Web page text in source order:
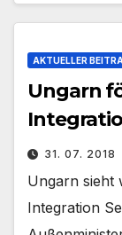
AKTUELLER
Ungarn
31. 07. 2018
Ungarn sieht
Integration